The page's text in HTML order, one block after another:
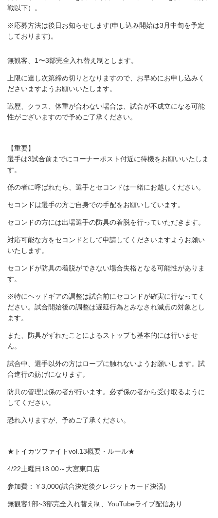
戦以下）。
※応募方法は後日お知らせします(申し込み開始は3月中旬を予定
しております)。
無観客、1〜3部完全入れ替え制とします。
上限に達し次第締め切りとなりますので、お早めにお申し込みく
ださいますようお願いいたします。
戦歴、クラス、体重が合わない場合は、試合が不成立になる可能
性がございますので予めご了承ください。
【重要】
選手は3試合前までにコーナーポスト付近に待機をお願いいたしま
す。
係の者に呼ばれたら、選手とセコンドは一緒にお越しください。
セコンドは選手の方ご自身での手配をお願いしています。
セコンドの方には出場選手の防具の着脱を行っていただきます。
対応可能な方をセコンドとして申請してくださいますようお願い
いたします。
セコンドが防具の着脱ができない場合失格となる可能性がありま
す。
※特にヘッドギアの調整は試合前にセコンドが確実に行なってく
ださい。試合開始後の調整は遅延行為とみなされ減点の対象とし
ます。
また、防具がずれたことによるストップも基本的には行いませ
ん。
試合中、選手以外の方はロープに触れないようお願いします。試
合進行の妨げになります。
防具の管理は係の者が行います。必ず係の者から受け取るように
してください。
恐れ入りますが、予めご了承ください。
★トイカツファイトvol.13概要・ルール★
4/22土曜日18:00～大宮東口店
参加費：￥3,000(試合決定後クレジットカード決済)
無観客1部~3部完全入れ替え制、YouTubeライブ配信あり